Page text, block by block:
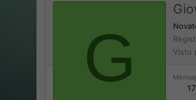
G
Visto
17